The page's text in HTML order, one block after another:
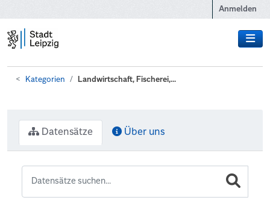
Anmelden
Kategorien Landwirtschaft, Fischerei,...
Datensätze Über uns